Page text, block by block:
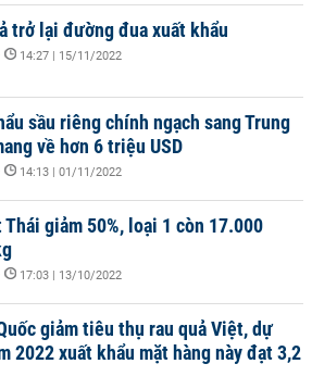
trở lại đường đua xuất khẩu
14:27 | 15/11/2022
sầu riêng chính ngạch sang Trung
về hơn 6 triệu USD
14:13 | 01/11/2022
Thái giảm 50%, loại 1 còn 17.000
17:03 | 13/10/2022
giảm tiêu thụ rau quả Việt, dự
2022 xuất khẩu mặt hàng này đạt 3,2